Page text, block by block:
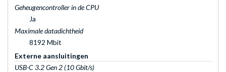
Geheugencontroller in de CPU
Ja
Maximale datadichtheid
8192 Mbit
Externe aansluitingen
USB-C 3.2 Gen 2 (10 Gbit/s)